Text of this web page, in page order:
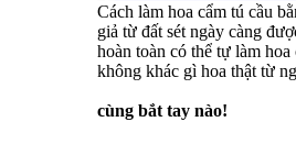
Cách làm hoa cẩm tú cầu
giả từ đất sét ngày càng
hoàn toàn có thể tự làm hoa
không khác gì hoa thật từ
cùng bắt tay nào!